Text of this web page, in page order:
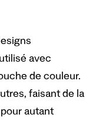
avec
de couleur.
faisant de la
autant